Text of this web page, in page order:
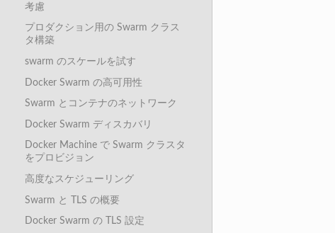
考慮
プロダクション用の Swarm クラス
タ構築
swarm のスケールを試す
Docker Swarm の高可用性
Swarm とコンテナのネットワーク
Docker Swarm ディスカバリ
Docker Machine で Swarm クラスタ
をプロビジョン
高度なスケジューリング
Swarm と TLS の概要
Docker Swarm の TLS 設定